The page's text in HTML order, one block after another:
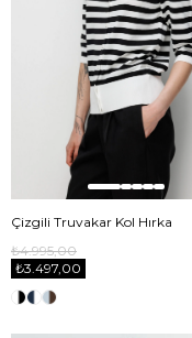
Çizgili Truvakar Kol Hırka
₺3.497,00
₺4.995,00